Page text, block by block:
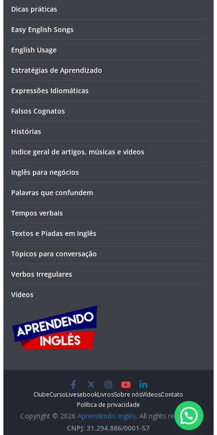
Dicas práticas
Easy English Songs
English Usage
Estratégias de Aprendizado
Expressões Idiomáticas
Falsos Cognatos
Histórias
Indice geral de artigos, músicas e vídeos
Inglês para negócios
Palavras que confundem
Tempos verbais
Textos e Piadas em Inglês
Tópicos para conversação
Verbos Irregulares
Vídeos
ClubeCursoLivesebookLivrosSobre nósVídeosContato
Política de privacidade
Copyright © 2026 Aprendendo Inglês. All rights reserved.
CNPJ: 31.294.886/0001-57